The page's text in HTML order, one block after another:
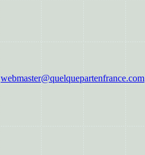
webmaster@quelquepartenfrance.com